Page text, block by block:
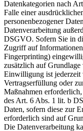
Datenkategorien nach
Falle einer
personenbezogener
Datenverarbeitung
DSGVO. Sofern Sie in
Zugriff auf
Fingerprinting)
zusätzlich auf
Einwilligung ist jederzeit
Vertragserfüllung oder
Maßnahmen
des Art. 6 Abs. 1 lit. b
Daten, sofern diese zur
erforderlich sind auf
Die Datenverarbeitung